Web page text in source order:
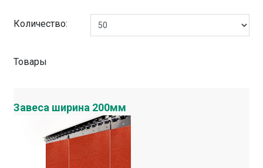
Количество:
Товары
Завеса ширина 200мм